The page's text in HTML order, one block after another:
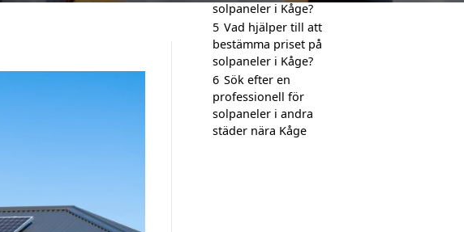
solpaneler i Kåge?
5 Vad hjälper till att
bestämma priset på
solpaneler i Kåge?
6 Sök efter en
professionell för
solpaneler i andra
städer nära Kåge